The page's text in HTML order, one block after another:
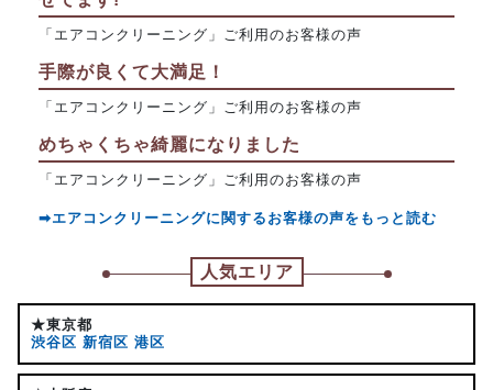
「エアコンクリーニング」ご利用のお客様の声
手際が良くて大満足！
「エアコンクリーニング」ご利用のお客様の声
めちゃくちゃ綺麗になりました
「エアコンクリーニング」ご利用のお客様の声
➡エアコンクリーニングに関するお客様の声をもっと読む
人気エリア
★東京都
渋谷区 新宿区 港区